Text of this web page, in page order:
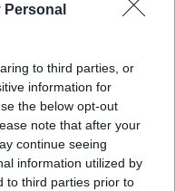
Personal
to third parties, or
information for
the below opt-out
note that after your
continue seeing
information utilized by
to third parties prior to